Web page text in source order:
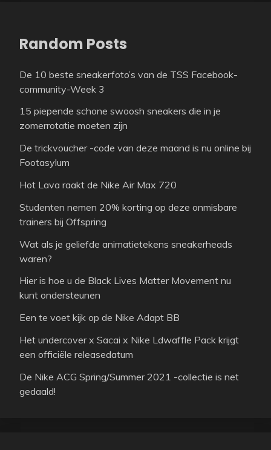
Random Posts
De 10 beste sneakerfoto’s van de TSS Facebook-
community-Week 3
15 piepende schone swoosh sneakers die in je
zomerrotatie moeten zijn
De trickvoucher -code van deze maand is nu online bij
Footasylum
Hot Lava raakt de Nike Air Max 720
Studenten nemen 20% korting op deze onmisbare
trainers bij Offspring
Wat als je geliefde animatietekens sneakerheads
waren?
Hier is hoe u de Black Lives Matter Movement nu
kunt ondersteunen
Een te voet kijk op de Nike Adapt BB
Het undercover x Sacai x Nike Ldwaffle Pack krijgt
een officiële releasedatum
De Nike ACG Spring/Summer 2021 -collectie is net
gedaald!